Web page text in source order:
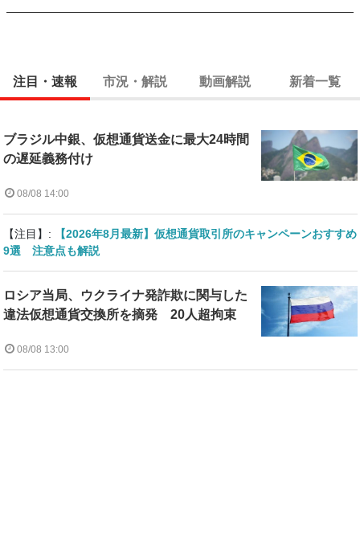
注目・速報 市況・解説 動画解説 新着一覧
ブラジル中銀、仮想通貨送金に最大24時間
の遅延義務付け
08/08 14:00
【注目】:
【2026年8月最新】仮想通貨取引所のキャンペーンおすすめ
9選 注意点も解説
ロシア当局、ウクライナ発詐欺に関与した
違法仮想通貨交換所を摘発 20人超拘束
08/08 13:00